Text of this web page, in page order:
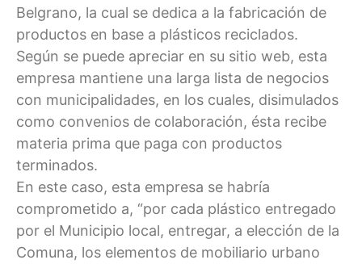
Belgrano, la cual se dedica a la fabricación de
productos en base a plásticos reciclados.
Según se puede apreciar en su sitio web, esta
empresa mantiene una larga lista de negocios
con municipalidades, en los cuales, disimulados
como convenios de colaboración, ésta recibe
materia prima que paga con productos
terminados.
En este caso, esta empresa se habría
comprometido a, “por cada plástico entregado
por el Municipio local, entregar, a elección de la
Comuna, los elementos de mobiliario urbano